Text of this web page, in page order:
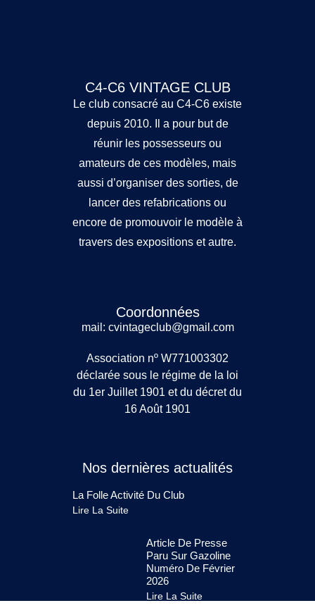
C4-C6 VINTAGE CLUB
Le club consacré au C4-C6 existe
depuis 2010. Il a pour but de
réunir les possesseurs ou
amateurs de ces modèles, mais
aussi d’organiser des sorties, de
lancer des refabrications ou
encore de promouvoir le modèle à
travers des expositions et autre.
Coordonnées
mail: cvintageclub@gmail.com
Association nº W771003302
déclarée sous le régime de la loi
du 1er Juillet 1901 et du décret du
16 Août 1901
Nos dernières actualités
La Folle Activité Du Club
Lire La Suite
Article De Presse
Paru Sur Gazoline
Numéro De Février
2026
Lire La Suite